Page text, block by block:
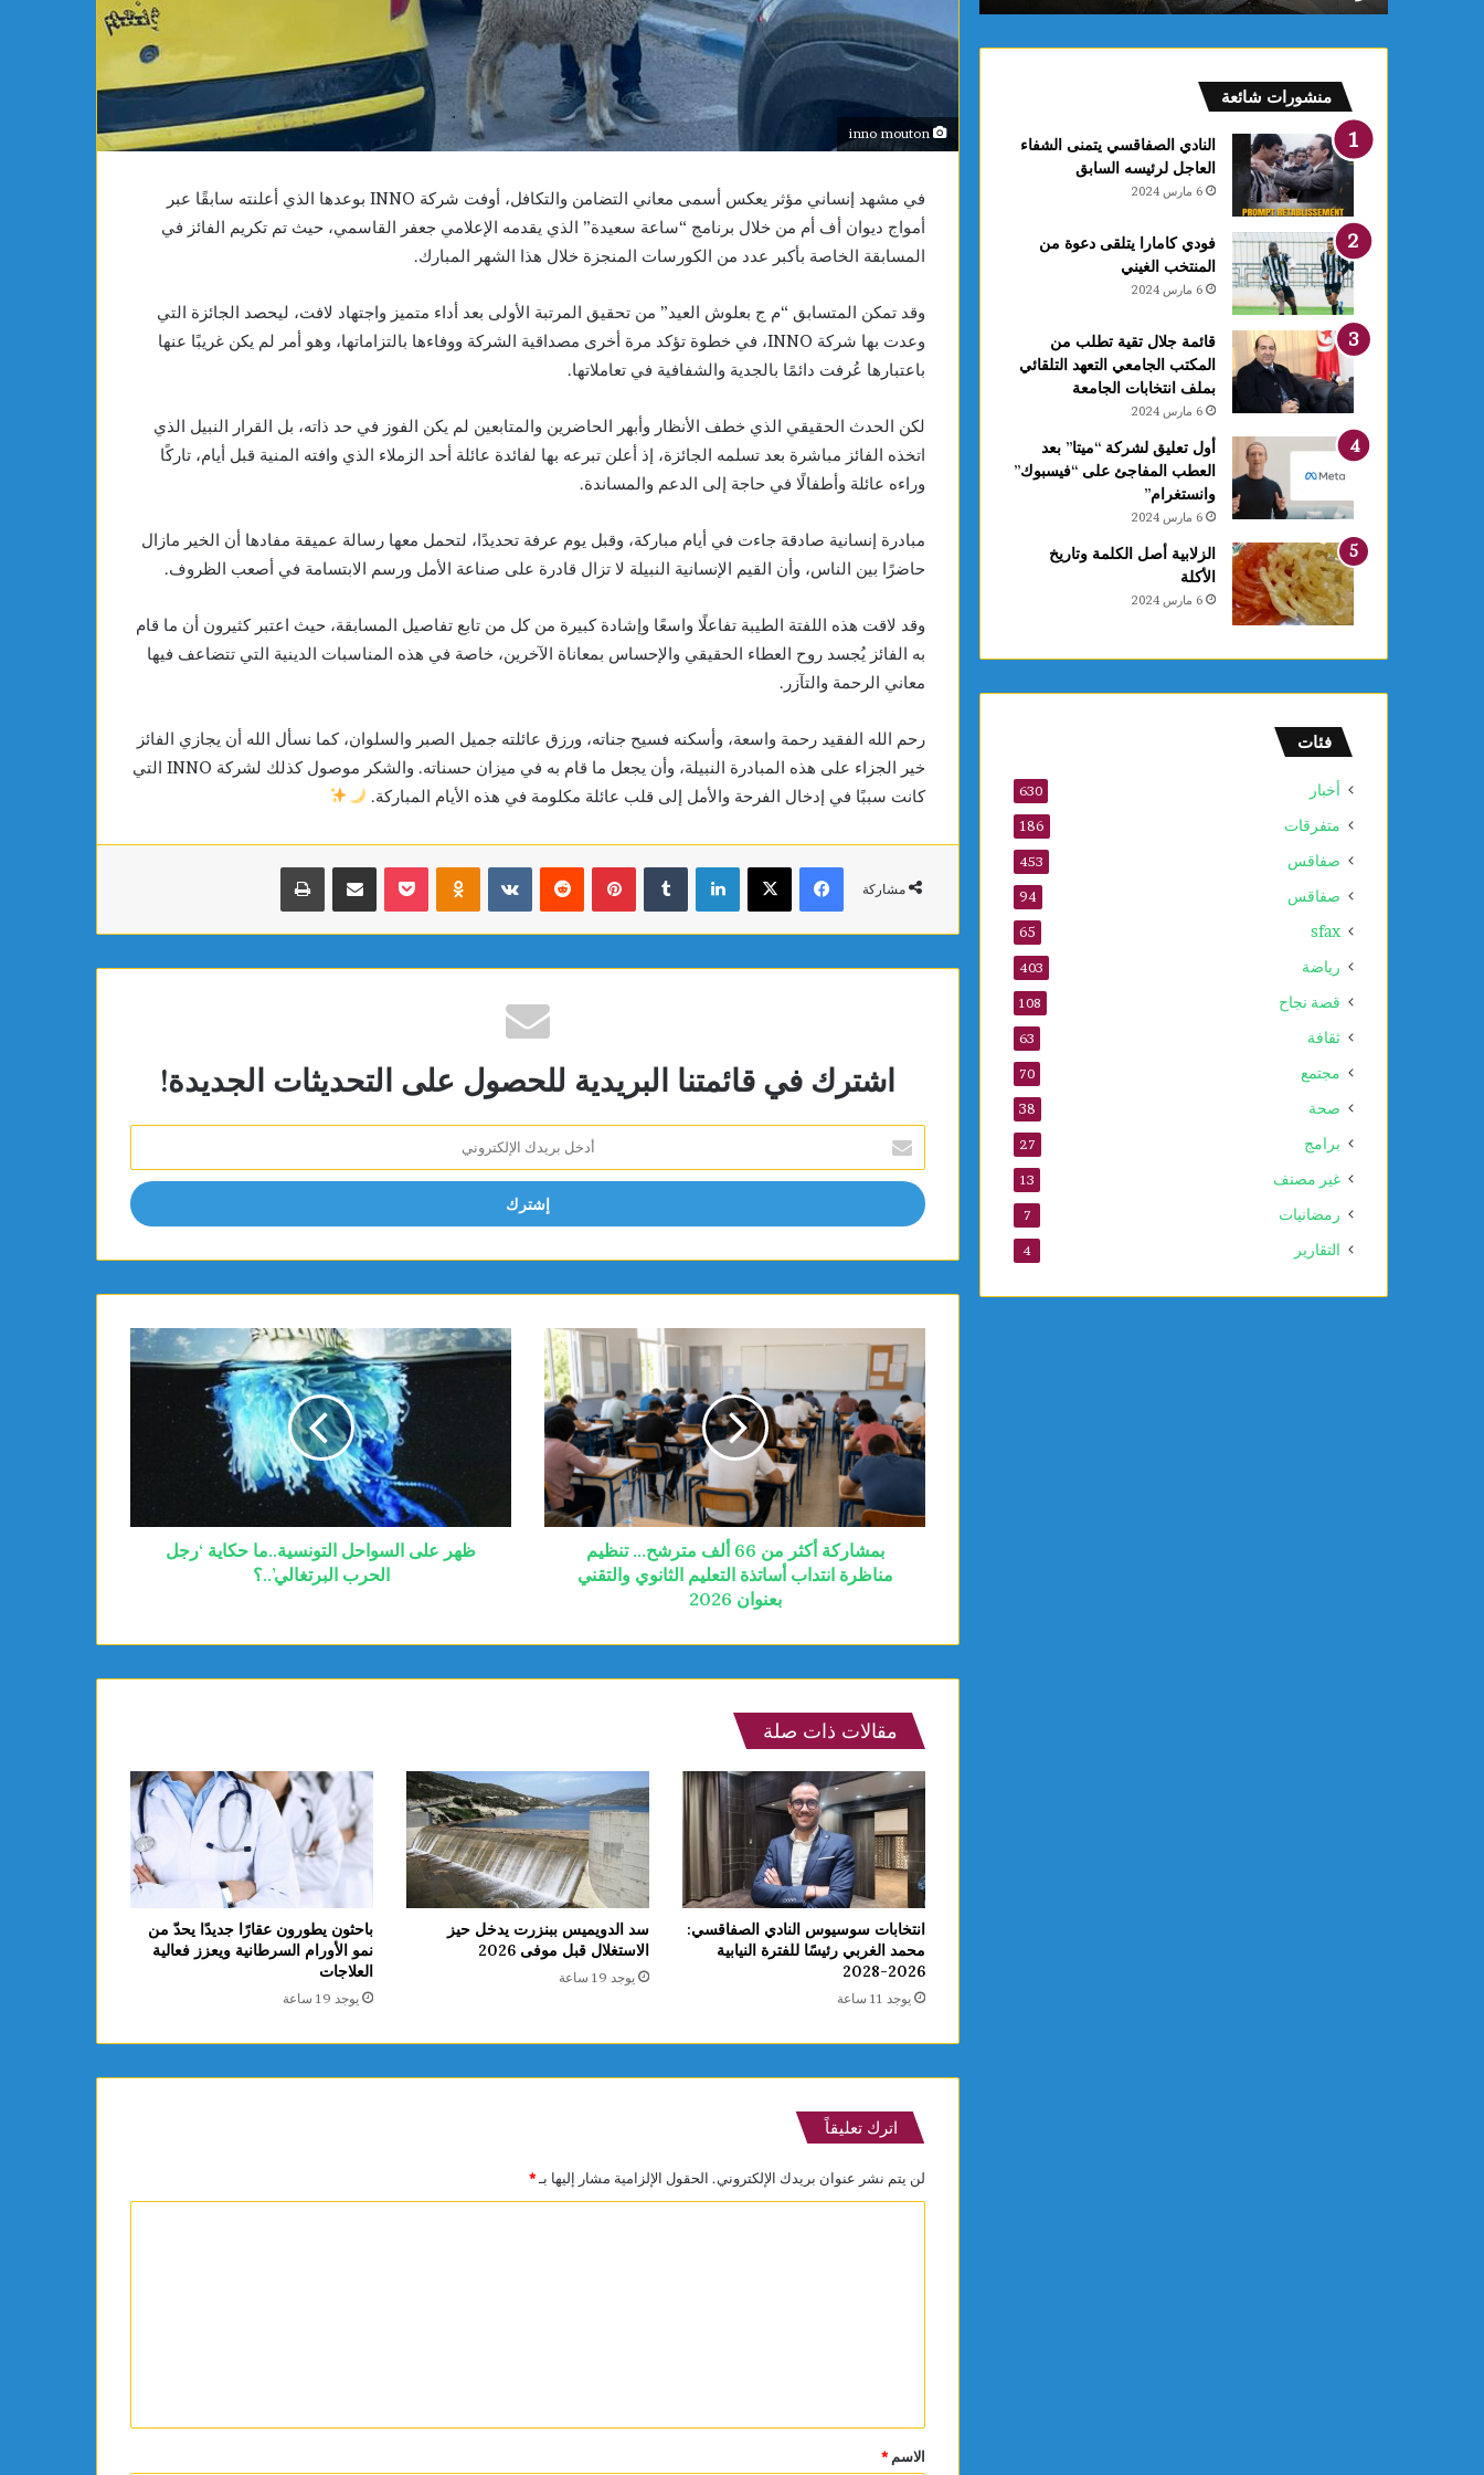
في مشهد إنساني مؤثر يعكس أسمى معاني التضامن والتكافل، أوفت شركة INNO بوعدها الذي أعلنته سابقًا عبر
أمواج ديوان أف أم من خلال برنامج “ساعة سعيدة” الذي يقدمه الإعلامي جعفر القاسمي، حيث تم تكريم الفائز في
المسابقة الخاصة بأكبر عدد من الكورسات المنجزة خلال هذا الشهر المبارك.
وقد تمكن المتسابق “م ج بعلوش العيد” من تحقيق المرتبة الأولى بعد أداء متميز واجتهاد لافت، ليحصد الجائزة التي
وعدت بها شركة INNO، في خطوة تؤكد مرة أخرى مصداقية الشركة ووفاءها بالتزاماتها، وهو أمر لم يكن غريبًا عنها
باعتبارها عُرفت دائمًا بالجدية والشفافية في تعاملاتها.
لكن الحدث الحقيقي الذي خطف الأنظار وأبهر الحاضرين والمتابعين لم يكن الفوز في حد ذاته، بل القرار النبيل الذي
اتخذه الفائز مباشرة بعد تسلمه الجائزة، إذ أعلن تبرعه بها لفائدة عائلة أحد الزملاء الذي وافته المنية قبل أيام، تاركًا
وراءه عائلة وأطفالًا في حاجة إلى الدعم والمساندة.
مبادرة إنسانية صادقة جاءت في أيام مباركة، وقبل يوم عرفة تحديدًا، لتحمل معها رسالة عميقة مفادها أن الخير مازال
حاضرًا بين الناس، وأن القيم الإنسانية النبيلة لا تزال قادرة على صناعة الأمل ورسم الابتسامة في أصعب الظروف.
وقد لاقت هذه اللفتة الطيبة تفاعلًا واسعًا وإشادة كبيرة من كل من تابع تفاصيل المسابقة، حيث اعتبر كثيرون أن ما قام
به الفائز يُجسد روح العطاء الحقيقي والإحساس بمعاناة الآخرين، خاصة في هذه المناسبات الدينية التي تتضاعف فيها
معاني الرحمة والتآزر.
رحم الله الفقيد رحمة واسعة، وأسكنه فسيح جناته، ورزق عائلته جميل الصبر والسلوان، كما نسأل الله أن يجازي الفائز
خير الجزاء على هذه المبادرة النبيلة، وأن يجعل ما قام به في ميزان حسناته. والشكر موصول كذلك لشركة INNO التي
كانت سببًا في إدخال الفرحة والأمل إلى قلب عائلة مكلومة في هذه الأيام المباركة.
مشاركة
فيسبوكX لينكدإن بينتيريست Odnoklassniki
بوكيت مشاركة عبر البريد طباعة
اشترك في قائمتنا البريدية للحصول على التحديثات الجديدة!
بريدك
الإلكتروني
بمشاركة أكثر من 66 ألف مترشح… تنظيم
مناظرة انتداب أساتذة التعليم الثانوي والتقني
بعنوان 2026
ظهر على السواحل التونسية..ما حكاية ‘رجل
الحرب البرتغالي’..؟
مقالات ذات صلة
انتخابات سوسيوس النادي الصفاقسي:
محمد الغربي رئيسًا للفترة النيابية
2026-2028
يوجد 11 ساعة
سد الدويميس ببنزرت يدخل حيز
الاستغلال قبل موفى 2026
يوجد 19 ساعة
باحثون يطورون عقارًا جديدًا يحدّ من
نمو الأورام السرطانية ويعزز فعالية
العلاجات
يوجد 19 ساعة
اترك تعليقاً
لن يتم نشر عنوان بريدك الإلكتروني. الحقول الإلزامية مشار إليها بـ*
*
الاسم *
فعالية
الصحي
والبيئة
سنة
منشورات شائعة
النادي الصفاقسي يتمنى الشفاء
العاجل لرئيسه السابق
6 مارس 2024
فودي كامارا يتلقى دعوة من
المنتخب الغيني
6 مارس 2024
قائمة جلال تقية تطلب من
المكتب الجامعي التعهد التلقائي
بملف انتخابات الجامعة
6 مارس 2024
أول تعليق لشركة “ميتا” بعد
العطب المفاجئ على “فيسبوك”
وانستغرام”
6 مارس 2024
الزلابية أصل الكلمة وتاريخ
الأكلة
6 مارس 2024
فئات
أخبار 630
متفرقات 186
صفاقس 453
صفاقس 94
sfax
65
رياضة 403
قصة نجاح 108
ثقافة 63
مجتمع 70
صحة 38
برامج 27
غير مصنف 13
رمضانيات 7
التقارير 4